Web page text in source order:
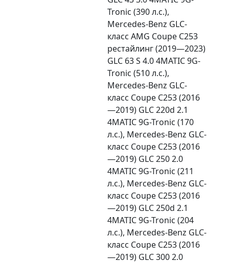
Tronic (390 л.с.),
Mercedes-Benz GLC-
класс AMG Coupe C253
рестайлинг (2019—2023)
GLC 63 S 4.0 4MATIC 9G-
Tronic (510 л.с.),
Mercedes-Benz GLC-
класс Coupe C253 (2016
—2019) GLC 220d 2.1
4MATIC 9G-Tronic (170
л.с.), Mercedes-Benz GLC-
класс Coupe C253 (2016
—2019) GLC 250 2.0
4MATIC 9G-Tronic (211
л.с.), Mercedes-Benz GLC-
класс Coupe C253 (2016
—2019) GLC 250d 2.1
4MATIC 9G-Tronic (204
л.с.), Mercedes-Benz GLC-
класс Coupe C253 (2016
—2019) GLC 300 2.0